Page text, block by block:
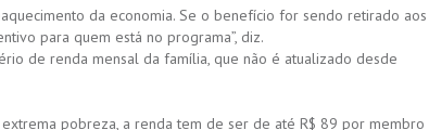
da economia. Se o benefício for sendo retirado aos
para quem está no programa”, diz.
de renda mensal da família, que não é atualizado desde
pobreza, a renda tem de ser de até R$ 89 por membro